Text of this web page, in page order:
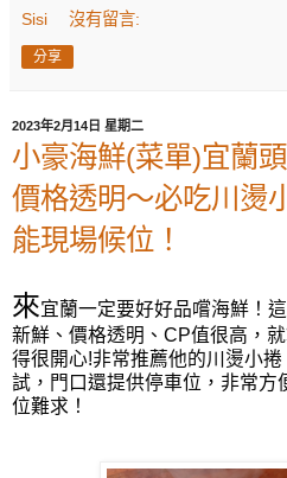
Sisi 沒有留言:
分享
2023年2月14日 星期二
小豪海鮮(菜單)宜蘭
價格透明～必吃川燙
能現場候位！
來宜蘭一定要好好品嚐海鮮！
新鮮、價格透明、CP值很高，
得很開心!非常推薦他的川燙小
試，門口還提供停車位，非常方
位難求！